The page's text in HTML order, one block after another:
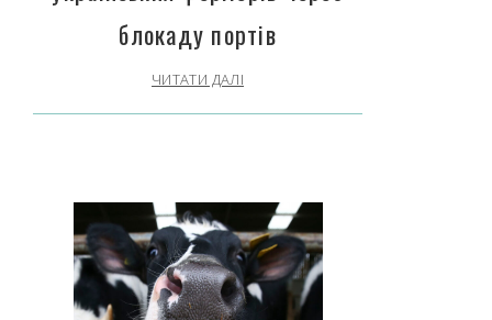
блокаду портів
ЧИТАТИ ДАЛІ